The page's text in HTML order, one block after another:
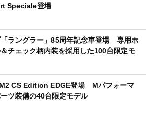
Speciale登場
「ラングラー」85周年記念車登場 専用ホ
チェック柄内装を採用した100台限定モ
CS Edition EDGE登場 Mパフォーマ
ツ装備の40台限定モデル